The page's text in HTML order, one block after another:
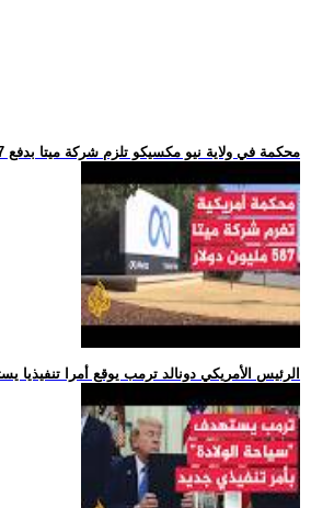
.. محكمة في ولاية نيو مكسيكو تلزم شركة ميتا بدفع 567 مليون دولا
.. الرئيس الأمريكي دونالد ترمب يوقع أمرا تنفيذيا